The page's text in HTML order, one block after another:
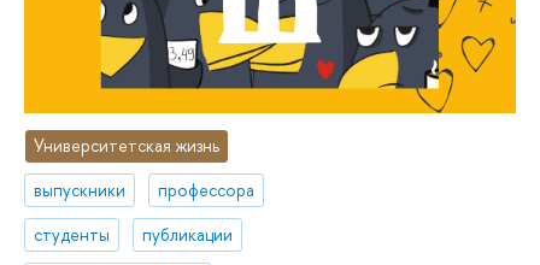
Университетская жизнь
выпускники
профессора
студенты
публикации